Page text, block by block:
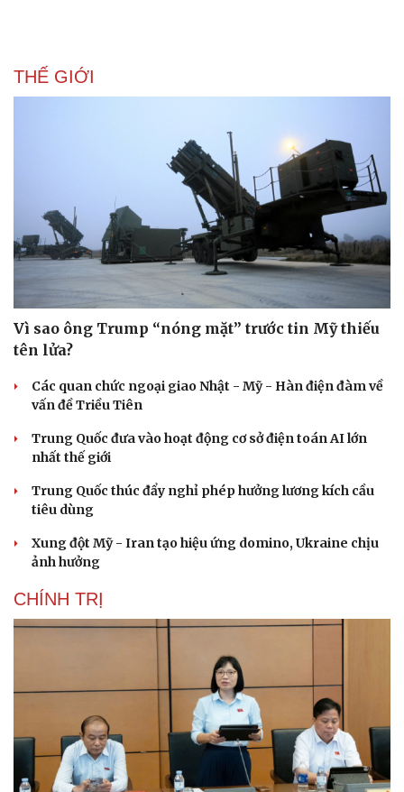
Dinh dưỡng - món ngon
Sản phụ khoa
Nhi khoa
Nam khoa
Làm đẹp - giảm cân
Đời sống
Nhà đẹp
Blog
Tình yêu - Gia đình
THẾ GIỚI
Vì sao ông Trump “nóng mặt” trước tin Mỹ thiếu
tên lửa?
Các quan chức ngoại giao Nhật - Mỹ - Hàn điện đàm về
vấn đề Triều Tiên
Trung Quốc đưa vào hoạt động cơ sở điện toán AI lớn
nhất thế giới
Trung Quốc thúc đẩy nghỉ phép hưởng lương kích cầu
tiêu dùng
Xung đột Mỹ - Iran tạo hiệu ứng domino, Ukraine chịu
ảnh hưởng
CHÍNH TRỊ